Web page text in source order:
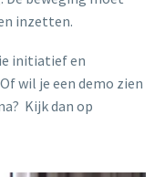
inzetten.
initiatief en
wil je een demo zien
Kijk dan op